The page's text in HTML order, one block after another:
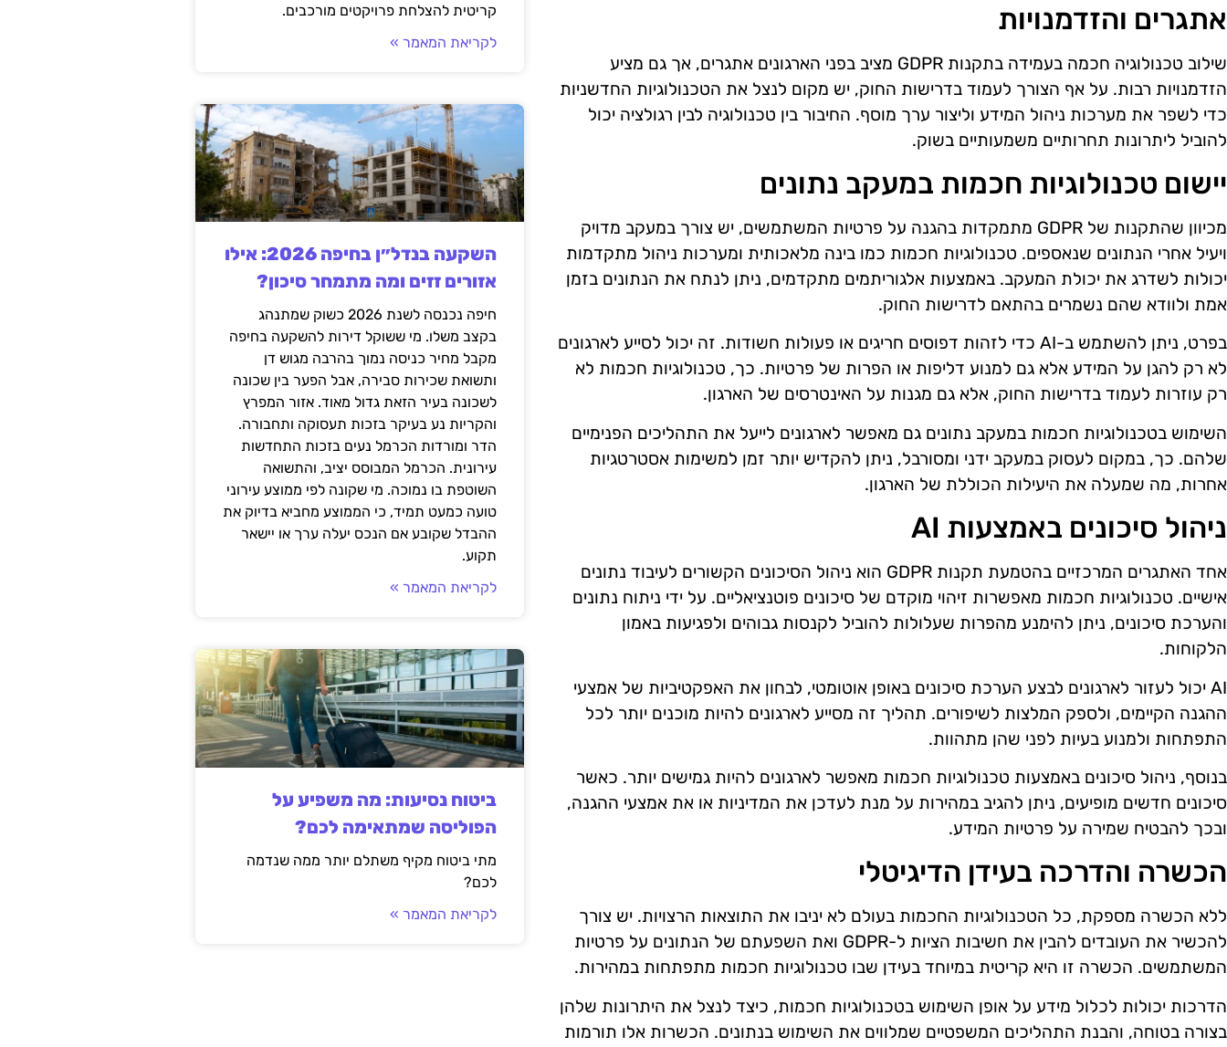
אתגרים והזדמנויות
שילוב טכנולוגיה חכמה בעמידה בתקנות GDPR מציב בפני הארגונים אתגרים, אך גם מציע
הזדמנויות רבות. על אף הצורך לעמוד בדרישות החוק, יש מקום לנצל את הטכנולוגיות החדשניות
כדי לשפר את מערכות ניהול המידע וליצור ערך מוסף. החיבור בין טכנולוגיה לבין רגולציה יכול
להוביל ליתרונות תחרותיים משמעותיים בשוק.
יישום טכנולוגיות חכמות במעקב נתונים
מכיוון שהתקנות של GDPR מתמקדות בהגנה על פרטיות המשתמשים, יש צורך במעקב מדויק
ויעיל אחרי הנתונים שנאספים. טכנולוגיות חכמות כמו בינה מלאכותית ומערכות ניהול מתקדמות
יכולות לשדרג את יכולת המעקב. באמצעות אלגוריתמים מתקדמים, ניתן לנתח את הנתונים בזמן
אמת ולוודא שהם נשמרים בהתאם לדרישות החוק.
בפרט, ניתן להשתמש ב-AI כדי לזהות דפוסים חריגים או פעולות חשודות. זה יכול לסייע לארגונים
לא רק להגן על המידע אלא גם למנוע דליפות או הפרות של פרטיות. כך, טכנולוגיות חכמות לא
רק עוזרות לעמוד בדרישות החוק, אלא גם מגנות על האינטרסים של הארגון.
השימוש בטכנולוגיות חכמות במעקב נתונים גם מאפשר לארגונים לייעל את התהליכים הפנימיים
שלהם. כך, במקום לעסוק במעקב ידני ומסורבל, ניתן להקדיש יותר זמן למשימות אסטרטגיות
אחרות, מה שמעלה את היעילות הכוללת של הארגון.
ניהול סיכונים באמצעות AI
אחד האתגרים המרכזיים בהטמעת תקנות GDPR הוא ניהול הסיכונים הקשורים לעיבוד נתונים
אישיים. טכנולוגיות חכמות מאפשרות זיהוי מוקדם של סיכונים פוטנציאליים. על ידי ניתוח נתונים
והערכת סיכונים, ניתן להימנע מהפרות שעלולות להוביל לקנסות גבוהים ולפגיעות באמון
הלקוחות.
AI יכול לעזור לארגונים לבצע הערכת סיכונים באופן אוטומטי, לבחון את האפקטיביות של אמצעי
ההגנה הקיימים, ולספק המלצות לשיפורים. תהליך זה מסייע לארגונים להיות מוכנים יותר לכל
התפתחות ולמנוע בעיות לפני שהן מתהוות.
בנוסף, ניהול סיכונים באמצעות טכנולוגיות חכמות מאפשר לארגונים להיות גמישים יותר. כאשר
סיכונים חדשים מופיעים, ניתן להגיב במהירות על מנת לעדכן את המדיניות או את אמצעי ההגנה,
ובכך להבטיח שמירה על פרטיות המידע.
הכשרה והדרכה בעידן הדיגיטלי
ללא הכשרה מספקת, כל הטכנולוגיות החכמות בעולם לא יניבו את התוצאות הרצויות. יש צורך
להכשיר את העובדים להבין את חשיבות הציות ל-GDPR ואת השפעתם של הנתונים על פרטיות
המשתמשים. הכשרה זו היא קריטית במיוחד בעידן שבו טכנולוגיות חכמות מתפתחות במהירות.
הדרכות יכולות לכלול מידע על אופן השימוש בטכנולוגיות חכמות, כיצד לנצל את היתרונות שלהן
בצורה בטוחה, והבנת התהליכים המשפטיים שמלווים את השימוש בנתונים. הכשרות אלו תורמות
קריטית להצלחת פרויקטים מורכבים.
לקריאת המאמר »
השקעה בנדל״ן בחיפה 2026: אילו
אזורים זזים ומה מתמחר סיכון?
חיפה נכנסה לשנת 2026 כשוק שמתנהג
בקצב משלו. מי ששוקל דירות להשקעה בחיפה
מקבל מחיר כניסה נמוך בהרבה מגוש דן
ותשואת שכירות סבירה, אבל הפער בין שכונה
לשכונה בעיר הזאת גדול מאוד. אזור המפרץ
והקריות נע בעיקר בזכות תעסוקה ותחבורה.
הדר ומורדות הכרמל נעים בזכות התחדשות
עירונית. הכרמל המבוסס יציב, והתשואה
השוטפת בו נמוכה. מי שקונה לפי ממוצע עירוני
טועה כמעט תמיד, כי הממוצע מחביא בדיוק את
ההבדל שקובע אם הנכס יעלה ערך או יישאר
תקוע.
לקריאת המאמר »
ביטוח נסיעות: מה משפיע על
הפוליסה שמתאימה לכם?
מתי ביטוח מקיף משתלם יותר ממה שנדמה
לכם?
לקריאת המאמר »